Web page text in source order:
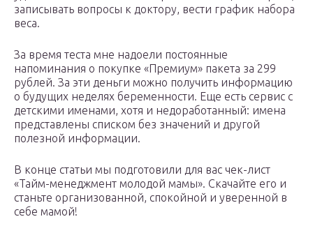
записывать вопросы к доктору, вести график набора
веса.
За время теста мне надоели постоянные
напоминания о покупке «Премиум» пакета за 299
рублей. За эти деньги можно получить информацию
о будущих неделях беременности. Еще есть сервис с
детскими именами, хотя и недоработанный: имена
представлены списком без значений и другой
полезной информации.
В конце статьи мы подготовили для вас чек-лист
«Тайм-менеджмент молодой мамы». Скачайте его и
станьте организованной, спокойной и уверенной в
себе мамой!